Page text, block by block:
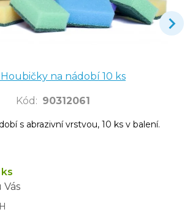
na nádobí 10 ks
Kód : 90312061
s abrazivní vrstvou, 10 ks v balení.
Vás